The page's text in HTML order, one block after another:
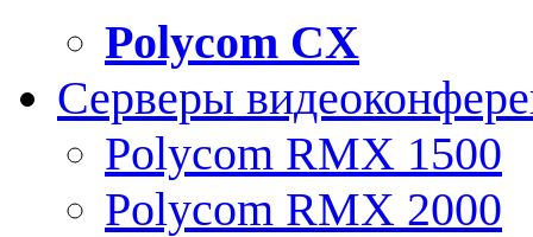
Polycom CX
Серверы
Polycom RMX 1500
Polycom RMX 2000